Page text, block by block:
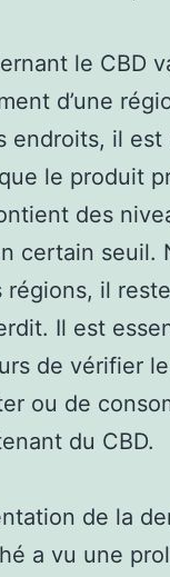
le CBD
d’une
endroits, il
le produit
des
certain seuil.
régions, il
Il est
de vérifier
ou de
du CBD.
de la
a vu une